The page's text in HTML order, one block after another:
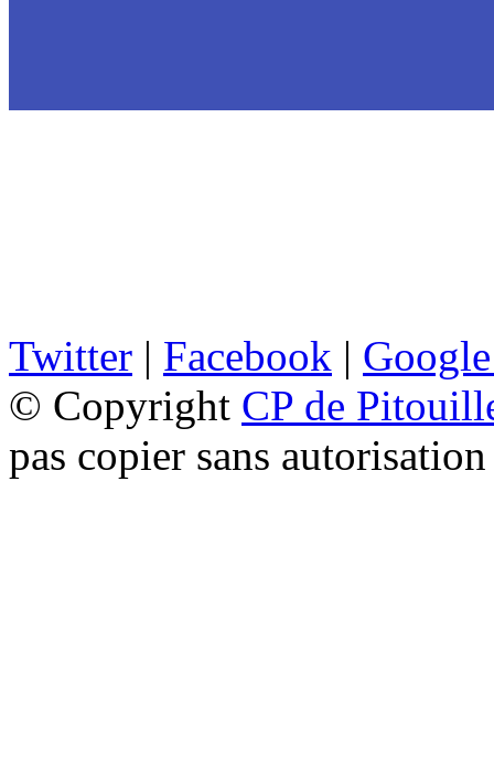
Twitter | Facebook |
© Copyright CP de
pas copier sans